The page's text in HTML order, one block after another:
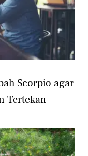
Scorpio agar
Tertekan